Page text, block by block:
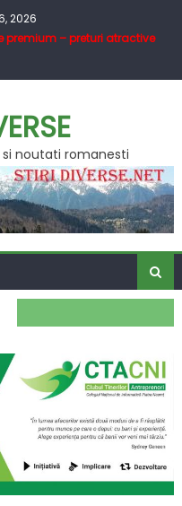
2026
premium – preturi atractive
noutati romanesti